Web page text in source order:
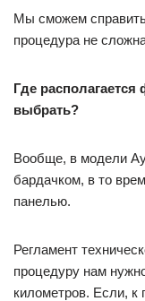
Мы сможем
процедура не
Где
выбрать?
Вообще, в модели
бардачком, в то
панелью.
Регламент
процедуру нам
километров. Если, к